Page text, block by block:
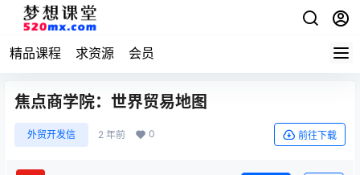
精品课程 求资源 会员
焦点商学院：世界贸易地图
外贸开发信 2 年前 0 前往下载